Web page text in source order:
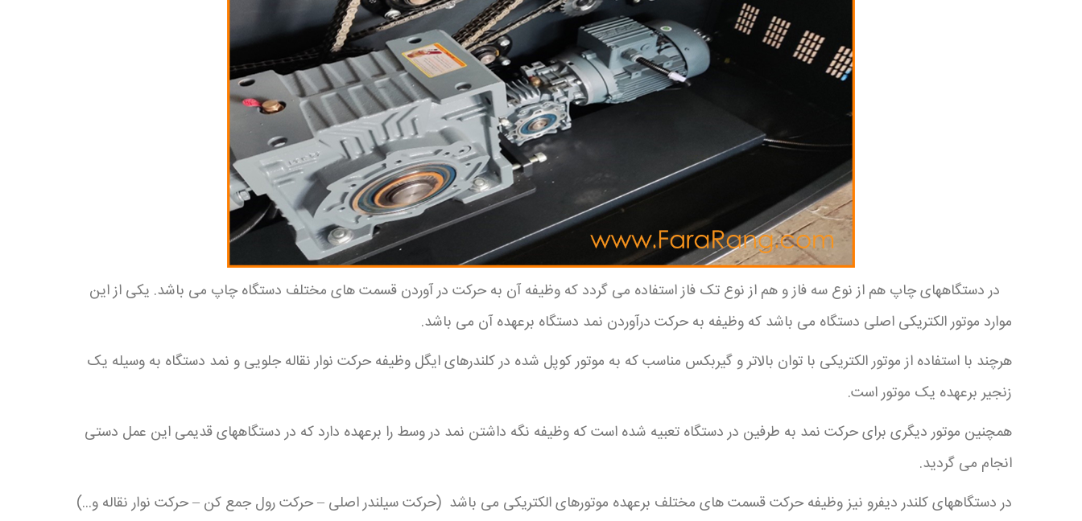
در دستگاههای چاپ هم از نوع سه فاز و هم از نوع تک فاز استفاده می گردد که وظیفه آن به حرکت در آوردن قسمت های مختلف دستگاه چاپ می باشد. یکی از این
موارد موتور الکتریکی اصلی دستگاه می باشد که وظیفه به حرکت درآوردن نمد دستگاه برعهده آن می باشد.
هرچند با استفاده از موتور الکتریکی با توان بالاتر و گیربکس مناسب که به موتور کوپل شده در کلندرهای ایگل وظیفه حرکت نوار نقاله جلویی و نمد دستگاه به وسیله یک
زنجیر برعهده یک موتور است.
همچنین موتور دیگری برای حرکت نمد به طرفین در دستگاه تعبیه شده است که وظیفه نگه داشتن نمد در وسط را برعهده دارد که در دستگاههای قدیمی این عمل دستی
انجام می گردید.
در دستگاههای کلندر دیفرو نیز وظیفه حرکت قسمت های مختلف برعهده موتورهای الکتریکی می باشد (حرکت سیلندر اصلی – حرکت رول جمع کن – حرکت نوار نقاله و...)